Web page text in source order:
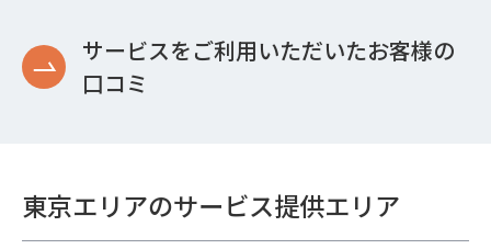
サービスをご利用いただいたお客様の
口コミ
東京エリアのサービス提供エリア